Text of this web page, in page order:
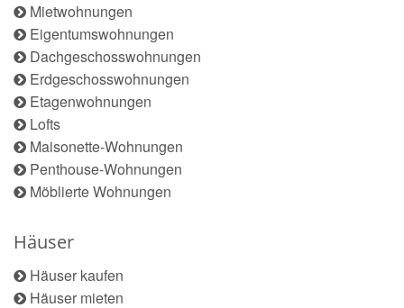
Mietwohnungen
Eigentumswohnungen
Dachgeschosswohnungen
Erdgeschosswohnungen
Etagenwohnungen
Lofts
Maisonette-Wohnungen
Penthouse-Wohnungen
Möblierte Wohnungen
Häuser
Häuser kaufen
Häuser mieten